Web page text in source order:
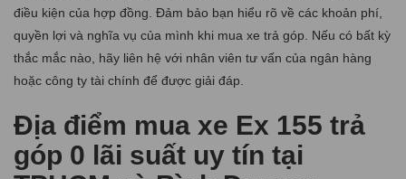
điều kiện của hợp đồng. Đảm bảo bạn hiểu rõ về các khoản phí,
quyền lợi và nghĩa vụ của mình khi mua xe trả góp. Nếu có bất kỳ
thắc mắc nào, hãy liên hệ với nhân viên tư vấn của ngân hàng
hoặc công ty tài chính để được giải đáp.
Địa điểm mua xe Ex 155 trả
góp 0 lãi suất uy tín tại